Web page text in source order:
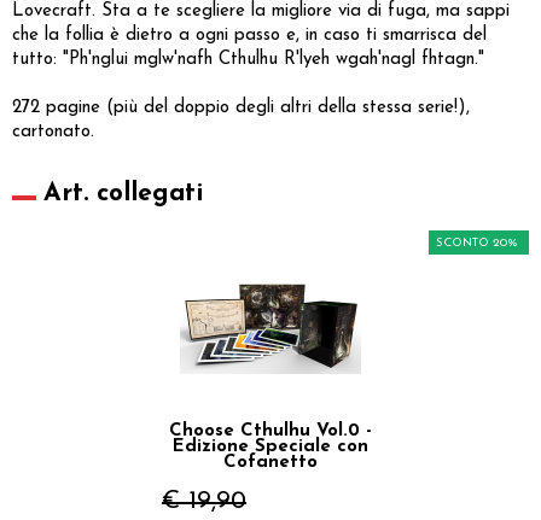
Lovecraft. Sta a te scegliere la migliore via di fuga, ma sappi
che la follia è dietro a ogni passo e, in caso ti smarrisca del
tutto: "Ph'nglui mglw'nafh Cthulhu R'lyeh wgah'nagl fhtagn."
272 pagine (più del doppio degli altri della stessa serie!),
cartonato.
Art. collegati
Choose Cthulhu Vol.0 -
Edizione Speciale con
Cofanetto
€ 19,90
SCONTO 20%